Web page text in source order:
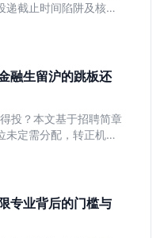
截止时间陷阱及核心
值得投入。
融生留沪的跳板还
投？本文基于招聘简章
定需分配，转正机会
习证明、想接触真实
专业背后的门槛与